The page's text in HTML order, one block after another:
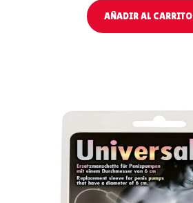
AÑADIR AL CARRITO
AÑADIR AL